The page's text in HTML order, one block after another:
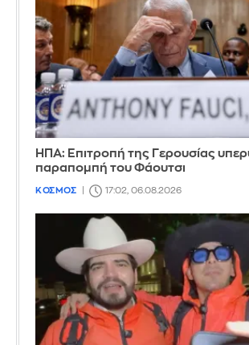
ΗΠΑ: Επιτροπή της Γερουσίας
παραπομπή του Φάουτσι
ΚΟΣΜΟΣ 17:02, 06.08.2026